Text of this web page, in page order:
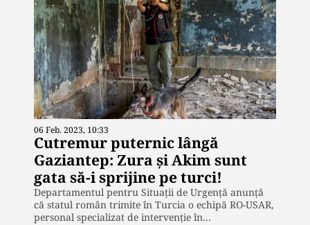
06 Feb. 2023, 10:33
Cutremur puternic lângă
Gaziantep: Zura și Akim sunt
gata să-i sprijine pe turci!
Departamentul pentru Situații de Urgență anunță
că statul român trimite în Turcia o echipă RO-USAR,
personal specializat de intervenție în…